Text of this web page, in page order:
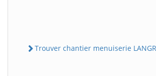
Trouver chantier menuiserie